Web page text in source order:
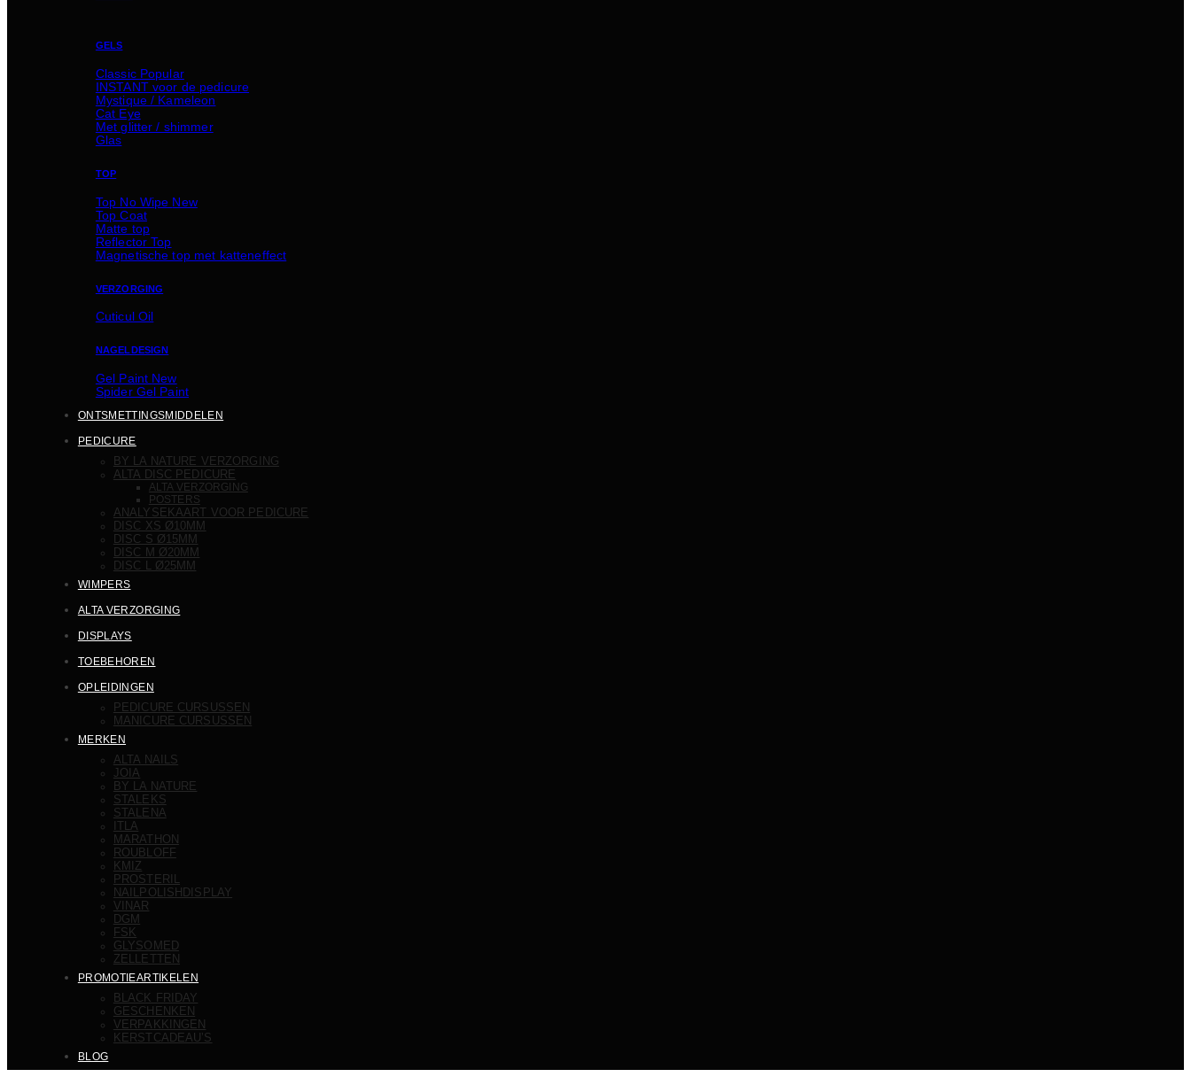
GELS
Classic
INSTANT voor de pedicure
Mystique / Kameleon
Cat Eye
Met glitter / shimmer
Glas
TOP
Top No Wipe
Top Coat
Matte top
Reflector Top
Magnetische top met katteneffect
VERZORGING
Cuticul Oil
NAGELDESIGN
Gel Paint
Spider Gel Paint
ONTSMETTINGSMIDDELEN
PEDICURE
BY LA NATURE VERZORGING
ALTA DISC PEDICURE
ALTA VERZORGING
POSTERS
ANALYSEKAART VOOR PEDICURE
DISC XS Ø10MM
DISC S Ø15MM
DISC M Ø20MM
DISC L Ø25MM
WIMPERS
ALTA VERZORGING
DISPLAYS
TOEBEHOREN
OPLEIDINGEN
PEDICURE CURSUSSEN
MANICURE CURSUSSEN
MERKEN
ALTA NAILS
JOIA
BY LA NATURE
STALEKS
STALENA
ITLA
MARATHON
ROUBLOFF
KMIZ
PROSTERIL
NAILPOLISHDISPLAY
VINAR
DGM
FSK
GLYSOMED
ZELLETTEN
PROMOTIEARTIKELEN
BLACK FRIDAY
GESCHENKEN
VERPAKKINGEN
KERSTCADEAU’S
BLOG